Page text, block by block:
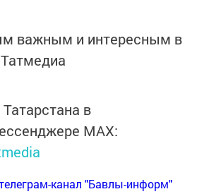
важным и интересным в
Татмедиа
в
MАХ:
канал "Бавлы-информ"